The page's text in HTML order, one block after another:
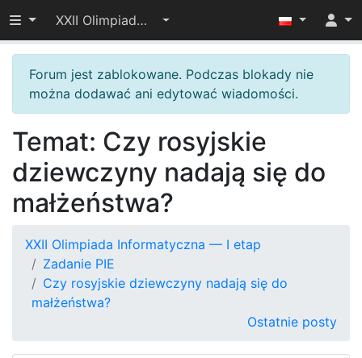
Przełącz widoczność menu
XXII Olimpiada Informatyczna — I etap
Forum jest zablokowane. Podczas blokady nie
można dodawać ani edytować wiadomości.
Temat: Czy rosyjskie
dziewczyny nadają się do
małżeństwa?
XXII Olimpiada Informatyczna — I etap
Zadanie PIE
Czy rosyjskie dziewczyny nadają się do
małżeństwa?
Ostatnie posty